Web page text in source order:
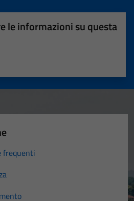
le informazioni su questa
stelle su 5
su 5
5
frequenti